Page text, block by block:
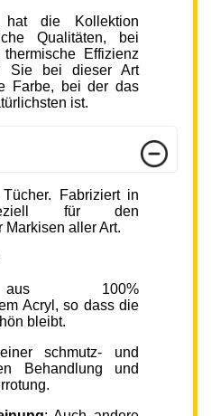
die Kollektion
Qualitäten, bei
Effizienz
Sie bei dieser Art
Farbe, bei der das
ist.
Fabriziert in
für den
aller Art.
100%
Acryl, so dass die
bleibt.
schmutz- und
Behandlung und